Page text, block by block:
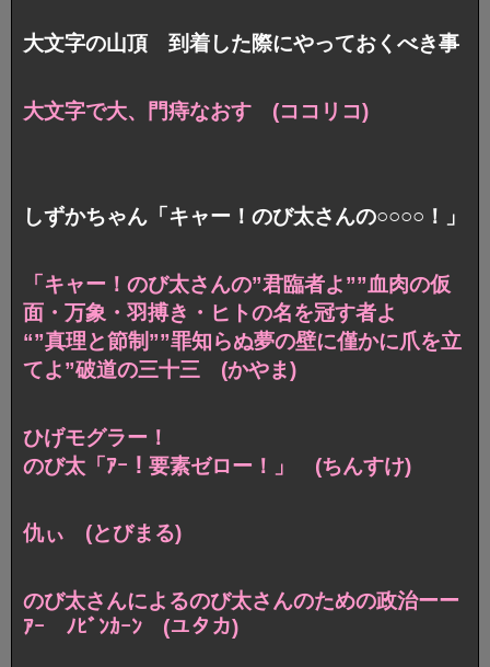
大文字の山頂 到着した際にやっておくべき事
大文字で大、門痔なおす (ココリコ)
しずかちゃん「キャー！のび太さんの○○○○！」
「キャー！のび太さんの”君臨者よ””血肉の仮
面・万象・羽搏き・ヒトの名を冠す者よ
“”真理と節制””罪知らぬ夢の壁に僅かに爪を立
てよ”破道の三十三 (かやま)
ひげモグラー！
のび太「ｱｰ！要素ゼロー！」 (ちんすけ)
仇ぃ (とびまる)
のび太さんによるのび太さんのための政治ーー
ｱｰ ﾉﾋﾞﾝｶｰﾝ (ユタカ)